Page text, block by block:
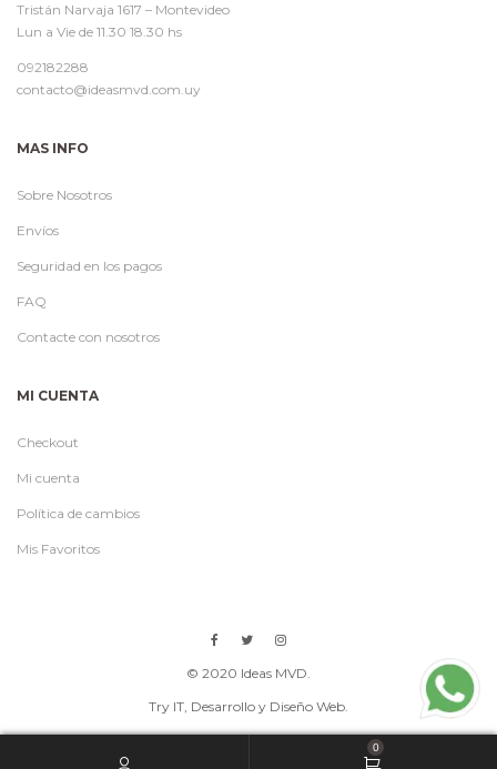
Tristán Narvaja 1617 – Montevideo
Lun a Vie de 11.30 18.30 hs
092182288
contacto@ideasmvd.com.uy
MAS INFO
Sobre Nosotros
Envíos
Seguridad en los pagos
FAQ
Contacte con nosotros
MI CUENTA
Checkout
Mi cuenta
Política de cambios
Mis Favoritos
© 2020 Ideas MVD.
Try IT, Desarrollo y Diseño Web.
0